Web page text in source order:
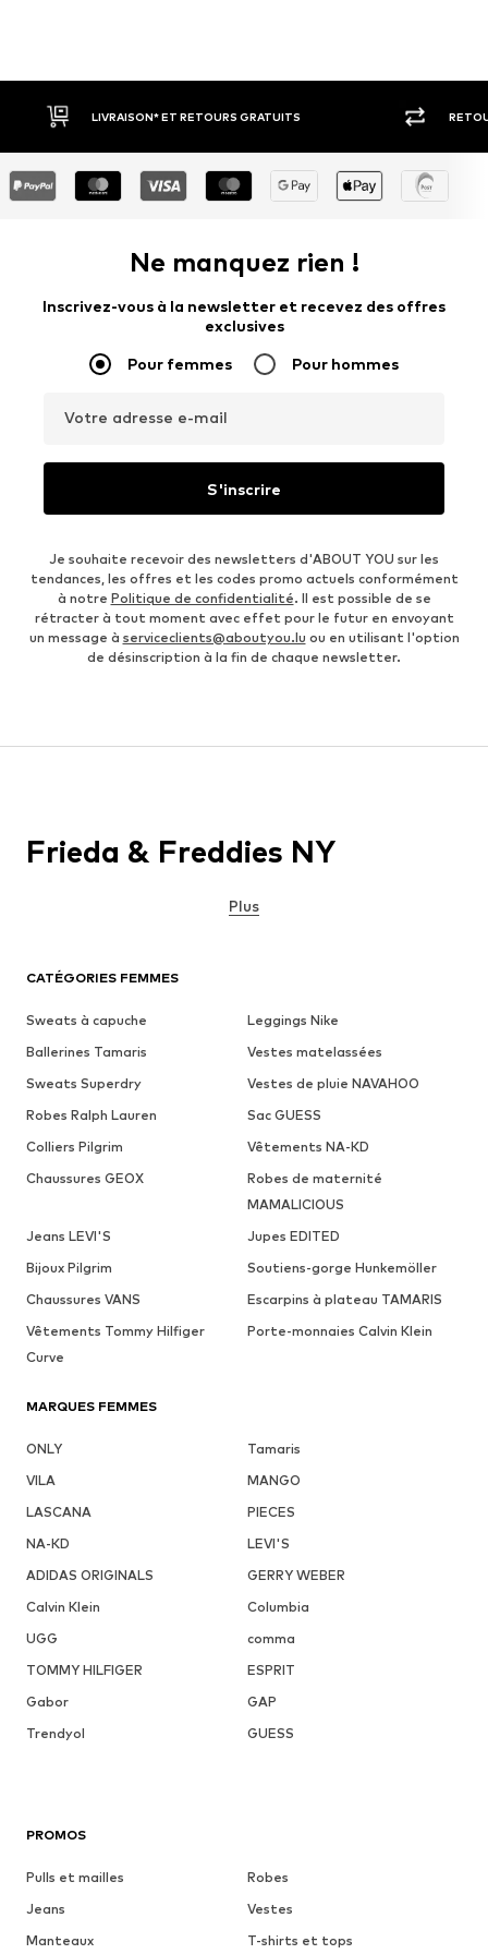
RETOUR SOUS 30 JOURS LARGE
Ne manquez rien !
Inscrivez-vous à la newsletter et recevez des offres
exclusives
Pour femmes Pour hommes
Votre adresse e-mail
S'inscrire
Je souhaite recevoir des newsletters d'ABOUT YOU sur les
tendances, les offres et les codes promo actuels conformément
à notre Politique de confidentialité. Il est possible de se
rétracter à tout moment avec effet pour le futur en envoyant
un message à serviceclients@aboutyou.lu ou en utilisant l'option
de désinscription à la fin de chaque newsletter.
CATÉGORIES FEMMES
Sweats à capuche
Leggings Nike
Ballerines Tamaris
Vestes matelassées
Sweats Superdry
Vestes de pluie NAVAHOO
Robes Ralph Lauren
Sac GUESS
Colliers Pilgrim
Vêtements NA-KD
Chaussures GEOX
Robes de maternité
MAMALICIOUS
Jeans LEVI'S
Jupes EDITED
Bijoux Pilgrim
Soutiens-gorge Hunkemöller
Chaussures VANS
Escarpins à plateau TAMARIS
Vêtements Tommy Hilfiger
Curve
Porte-monnaies Calvin Klein
MARQUES FEMMES
ONLY
Tamaris
VILA
MANGO
LASCANA
PIECES
NA-KD
LEVI'S
ADIDAS ORIGINALS
GERRY WEBER
Calvin Klein
Columbia
UGG
comma
TOMMY HILFIGER
ESPRIT
Gabor
GAP
Trendyol
GUESS
PROMOS
Pulls et mailles
Robes
Jeans
Vestes
Manteaux
T-shirts et tops
Frieda & Freddies NY
Plus